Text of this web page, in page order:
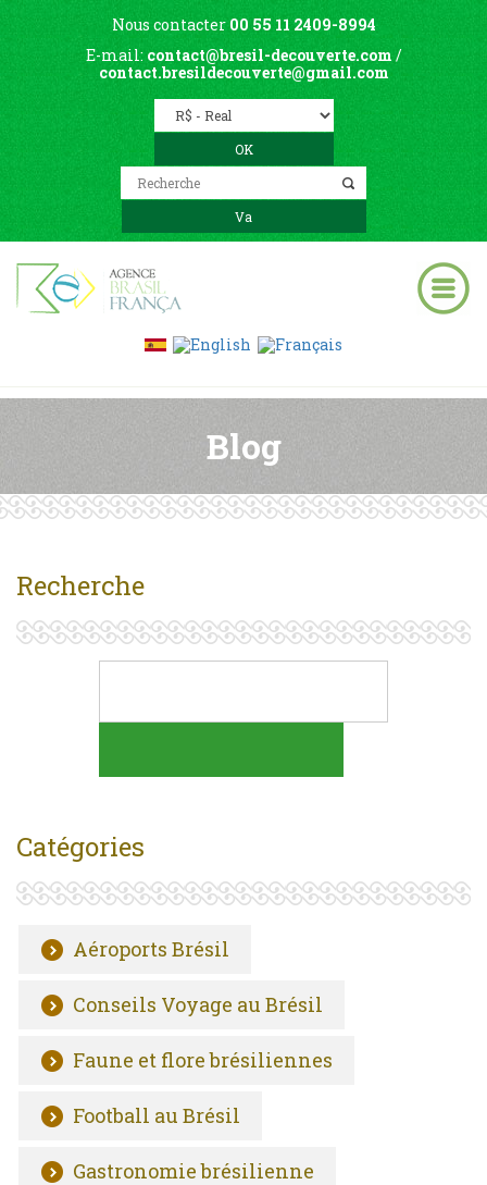
Nous contacter 00 55 11 2409-8994
E-mail: contact@bresil-decouverte.com /
contact.bresildecouverte@gmail.com
Blog
Recherche
Catégories
Aéroports Brésil
Conseils Voyage au Brésil
Faune et flore brésiliennes
Football au Brésil
Gastronomie brésilienne